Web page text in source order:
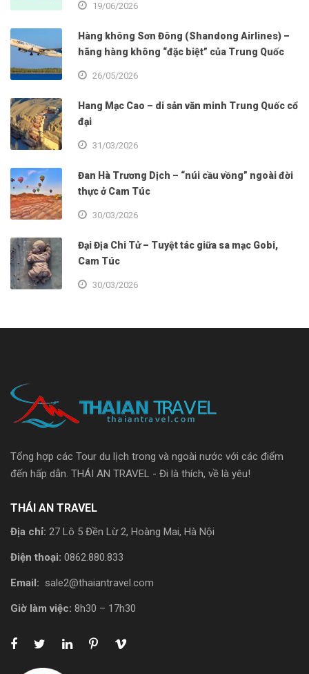
19/06/2026
Hàng không Sơn Đông (Shandong Airlines) –
hãng hàng không “đặc biệt” của Trung Quốc
26/05/2026
Hang Mạc Cao – di sản văn minh Trung Quốc cổ
đại
31/03/2026
Đan Hà Trương Dịch – “núi cầu vồng” ngoài đời
thực ở Cam Túc
30/03/2026
Đại Địa Chi Tử – Tuyệt tác giữa sa mạc Gobi,
Cam Túc
30/03/2026
Tổng hợp các Tour du lịch trong và ngoài nước với các điểm
đến hấp dẫn. THÁI AN TRAVEL - Đi là thích, về là yêu!
THÁI AN TRAVEL
Địa chỉ: 27 Lô 5 Đền Lừ 2, Hoàng Mai, Hà Nội
Điện thoại: 0862.880.833
Email: sale2@thaiantravel.com
Giờ làm việc: 8h30 – 17h30